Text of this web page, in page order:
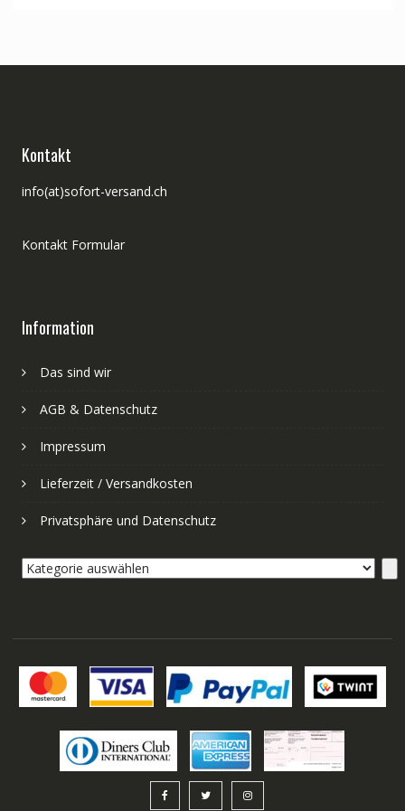
Kontakt
info(at)sofort-versand.ch
Kontakt Formular
Information
Das sind wir
AGB & Datenschutz
Impressum
Lieferzeit / Versandkosten
Privatsphäre und Datenschutz
Kategorie